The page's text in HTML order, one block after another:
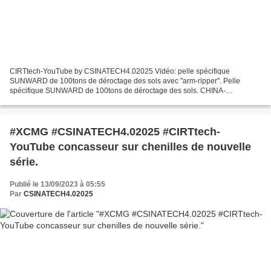
CIRTtech-YouTube by CSINATECH4.02025 Vidéo: pelle spécifique
SUNWARD de 100tons de déroctage des sols avec "arm-ripper". Pelle
spécifique SUNWARD de 100tons de déroctage des sols. CHINA-
#XCMG #CSINATECH4.02025 #CIRTtech-
YouTube concasseur sur chenilles de nouvelle
série.
Publié le 13/09/2023 à 05:55
Par CSINATECH4.02025